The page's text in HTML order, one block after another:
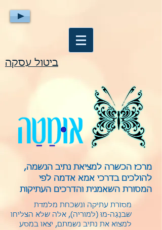
ביטול עסקה
מרכז הכשרה למציאת נתיב הנשמה,
להולכים בדרכי אמא אדמה לפי
המסורת השאמנית והדרכים העתיקות
מסורת עתיקה ונשכחת מלמדת
שבנַגַה-מוּ (למוריה), אלה שלא הצליחו
למצוא את נתיב נשמתם, יצאו במסע